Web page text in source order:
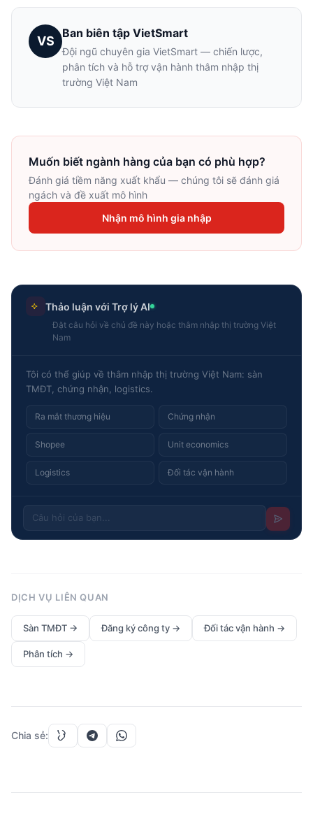
VS
Ban biên tập VietSmart
Đội ngũ chuyên gia VietSmart — chiến lược,
phân tích và hỗ trợ vận hành thâm nhập thị
trường Việt Nam
Muốn biết ngành hàng của bạn có phù hợp?
Đánh giá tiềm năng xuất khẩu — chúng tôi sẽ đánh giá
ngách và đề xuất mô hình
Nhận mô hình gia nhập
Thảo luận với Trợ lý AI
Đặt câu hỏi về chủ đề này hoặc thâm nhập thị trường Việt
Nam
Tôi có thể giúp về thâm nhập thị trường Việt Nam: sàn
TMĐT, chứng nhận, logistics.
Ra mắt thương hiệu Chứng nhận
Shopee Unit economics
Logistics Đối tác vận hành
DỊCH VỤ LIÊN QUAN
Sàn TMĐT → Đăng ký công ty → Đối tác vận hành →
Phân tích →
Chia sẻ: